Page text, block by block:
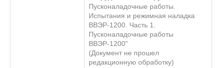
Пусконаладочные работы.
Испытания и режимная наладка
ВВЭР-1200. Часть 1.
Пусконаладочные работы
ВВЭР-1200"
(Документ не прошел
редакционную обработку)